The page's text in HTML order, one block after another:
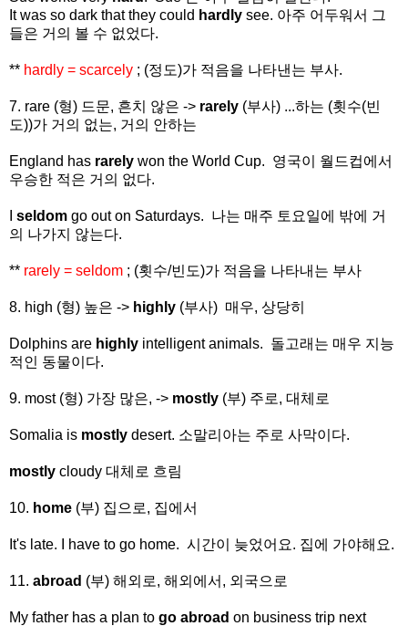
It was so dark that they could hardly see. 아주 어두워서 그
들은 거의 볼 수 없었다.
** hardly = scarcely ; (정도)가 적음을 나타낸는 부사.
7. rare (형) 드문, 흔치 않은 -> rarely (부사) ...하는 (횟수(빈
도))가 거의 없는, 거의 안하는
England has rarely won the World Cup. 영국이 월드컵에서
우승한 적은 거의 없다.
seldom go out on Saturdays. 나는 매주 토요일에 밖에 거
의 나가지 않는다.
** rarely = seldom ; (횟수/빈도)가 적음을 나타내는 부사
8. high (형) 높은 -> highly (부사) 매우, 상당히
Dolphins are highly intelligent animals. 돌고래는 매우 지능
적인 동물이다.
9. most (형) 가장 많은, -> mostly (부) 주로, 대체로
Somalia is mostly desert. 소말리아는 주로 사막이다.
mostly cloudy 대체로 흐림
10. home (부) 집으로, 집에서
It's late. I have to go home. 시간이 늦었어요. 집에 가야해요.
11. abroad (부) 해외로, 해외에서, 외국으로
My father has a plan to go abroad on business trip next